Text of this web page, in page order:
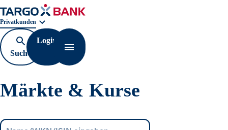
Geschäftsbereichnavigation. Aktuelle Auswahl:
Privatkunden
Suche
öffnen
Login
Navigation öffnen
Märkte & Kurse